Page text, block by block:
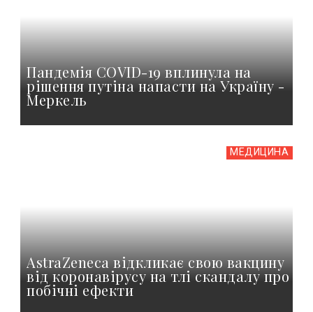
Пандемія COVID-19 вплинула на
рішення путіна напасти на Україну -
Меркель
МЕДИЦИНА
AstraZeneca відкликає свою вакцину
від коронавірусу на тлі скандалу про
побічні ефекти